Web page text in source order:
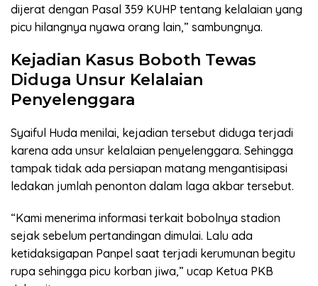
dijerat dengan Pasal 359 KUHP tentang kelalaian yang
picu hilangnya nyawa orang lain,” sambungnya.
Kejadian Kasus Boboth Tewas
Diduga Unsur Kelalaian
Penyelenggara
Syaiful Huda menilai, kejadian tersebut diduga terjadi
karena ada unsur kelalaian penyelenggara. Sehingga
tampak tidak ada persiapan matang mengantisipasi
ledakan jumlah penonton dalam laga akbar tersebut.
“Kami menerima informasi terkait bobolnya stadion
sejak sebelum pertandingan dimulai. Lalu ada
ketidaksigapan Panpel saat terjadi kerumunan begitu
rupa sehingga picu korban jiwa,” ucap Ketua PKB